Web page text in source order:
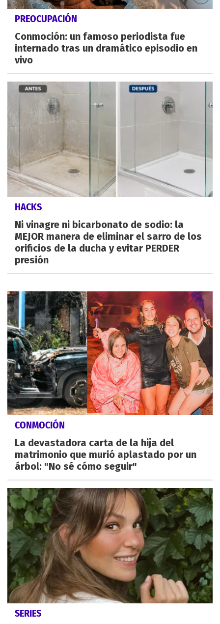
PREOCUPACIÓN
Conmoción: un famoso periodista fue
internado tras un dramático episodio en
vivo
HACKS
Ni vinagre ni bicarbonato de sodio: la
MEJOR manera de eliminar el sarro de los
orificios de la ducha y evitar PERDER
presión
CONMOCIÓN
La devastadora carta de la hija del
matrimonio que murió aplastado por un
árbol: "No sé cómo seguir"
SERIES